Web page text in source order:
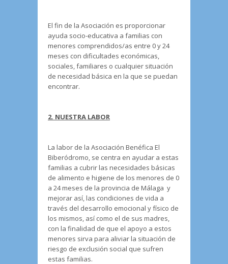
El fin de la Asociación es proporcionar
ayuda socio-educativa a familias con
menores comprendidos/as entre 0 y 24
meses con dificultades económicas,
sociales, familiares o cualquier situación
de necesidad básica en la que se puedan
encontrar.
2. NUESTRA LABOR
La labor de la Asociación Benéfica El
Biberódromo, se centra en ayudar a estas
familias a cubrir las necesidades básicas
de alimento e higiene de los menores de 0
a 24 meses de la provincia de Málaga y
mejorar así, las condiciones de vida a
través del desarrollo emocional y físico de
los mismos, así como el de sus madres,
con la finalidad de que el apoyo a estos
menores sirva para aliviar la situación de
riesgo de exclusión social que sufren
estas familias.